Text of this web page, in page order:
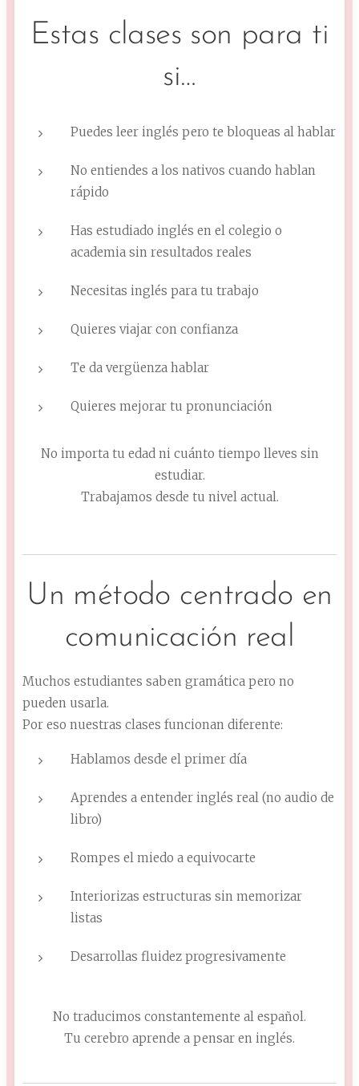
Estas clases son para ti
si…
Puedes leer inglés pero te bloqueas al hablar
No entiendes a los nativos cuando hablan
rápido
Has estudiado inglés en el colegio o
academia sin resultados reales
Necesitas inglés para tu trabajo
Quieres viajar con confianza
Te da vergüenza hablar
Quieres mejorar tu pronunciación
No importa tu edad ni cuánto tiempo lleves sin
estudiar.
Trabajamos desde tu nivel actual.
Un método centrado en
comunicación real
Muchos estudiantes saben gramática pero no
pueden usarla.
Por eso nuestras clases funcionan diferente:
Hablamos desde el primer día
Aprendes a entender inglés real (no audio de
libro)
Rompes el miedo a equivocarte
Interiorizas estructuras sin memorizar
listas
Desarrollas fluidez progresivamente
No traducimos constantemente al español.
Tu cerebro aprende a pensar en inglés.